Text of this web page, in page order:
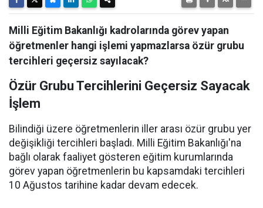
Milli Eğitim Bakanlığı kadrolarında görev yapan
öğretmenler hangi işlemi yapmazlarsa özür grubu
tercihleri geçersiz sayılacak?
Özür Grubu Tercihlerini Geçersiz Sayacak
İşlem
Bilindiği üzere öğretmenlerin iller arası özür grubu yer
değişikliği tercihleri başladı. Milli Eğitim Bakanlığı'na
bağlı olarak faaliyet gösteren eğitim kurumlarında
görev yapan öğretmenlerin bu kapsamdaki tercihleri
10 Ağustos tarihine kadar devam edecek.